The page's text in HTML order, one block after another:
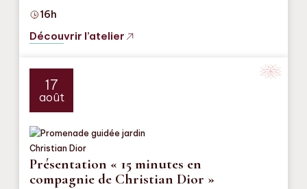
16h
Découvrir l’atelier
17
août
Présentation « 15 minutes en
compagnie de Christian Dior »